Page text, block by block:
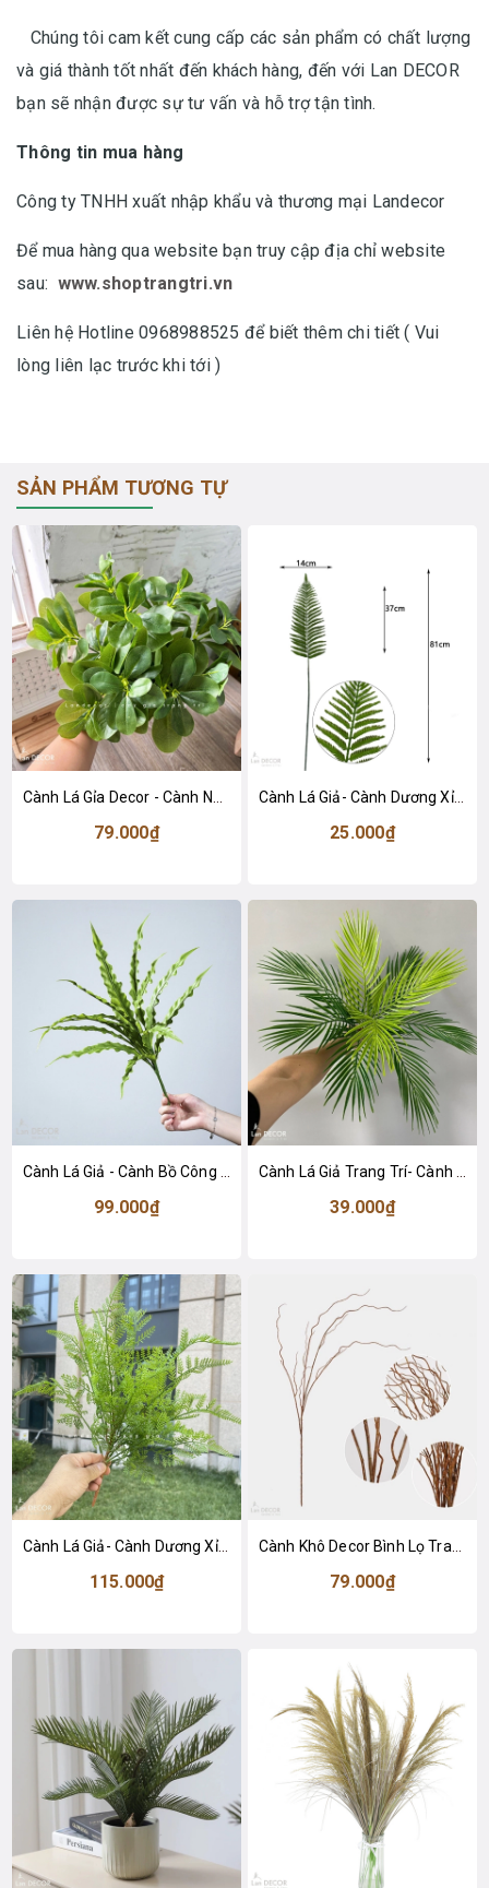
Chúng tôi cam kết cung cấp các sản phẩm có chất lượng
và giá thành tốt nhất đến khách hàng, đến với Lan DECOR
bạn sẽ nhận được sự tư vấn và hỗ trợ tận tình.
Thông tin mua hàng
Công ty TNHH xuất nhập khẩu và thương mại Landecor
Để mua hàng qua website bạn truy cập địa chỉ website
sau: www.shoptrangtri.vn
Liên hệ Hotline 0968988525 để biết thêm chi tiết ( Vui
lòng liên lạc trước khi tới )
SẢN PHẨM TƯƠNG TỰ
79.000₫
Cành Lá Giả- Cành Dương Xỉ Giả Trang Trí Tiểu Cảnh Không Gian (80cm)- HC1464
25.000₫
99.000₫ 39.000₫
Cành Lá Giả- Cành Dương Xỉ Măng Giả Đẹp Tự Nhiên (54cm)- HC1463
115.000₫ 79.000₫